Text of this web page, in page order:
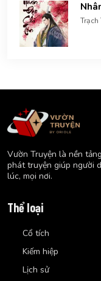
Trạch
Vườn Truyện là nền
phát truyện giúp người
lúc, mọi nơi.
Thể loại
Cổ tích
Kiếm hiệp
Lịch sử